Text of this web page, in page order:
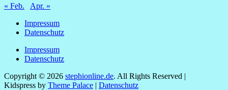
« Feb.
Apr. »
Impressum
Datenschutz
Impressum
Datenschutz
Copyright © 2026 stephionline.de. All Rights Reserved |
Kidspress by Theme Palace | Datenschutz